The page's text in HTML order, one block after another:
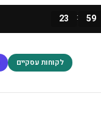
23 : 59
לקוחות עסקיים